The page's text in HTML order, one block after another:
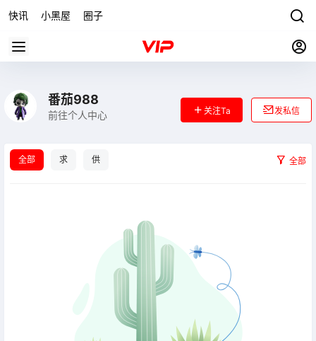
快讯 小黑屋 圈子
番茄988
前往个人中心 关注Ta 发私信
全部 求 供 全部